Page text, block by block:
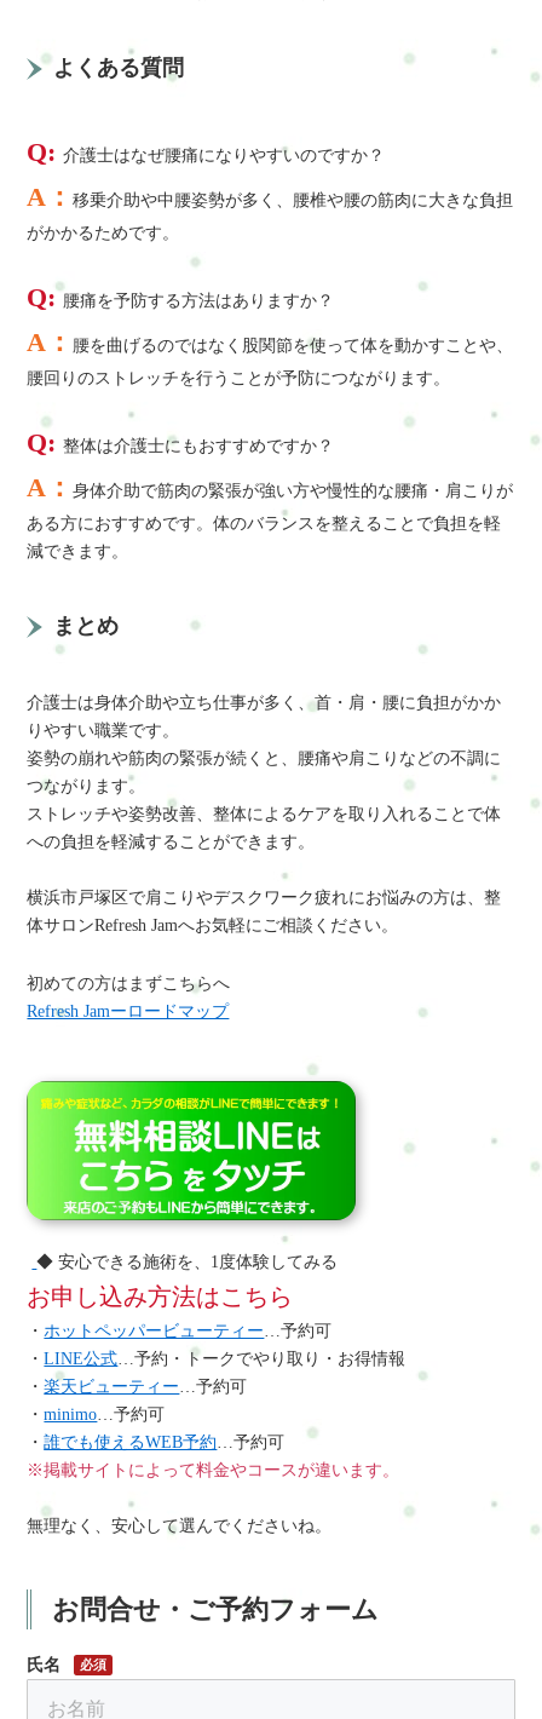
よくある質問
Q:介護士はなぜ腰痛になりやすいのですか？
A：移乗介助や中腰姿勢が多く、腰椎や腰の筋肉に大きな負担
がかかるためです。
Q:腰痛を予防する方法はありますか？
A： 腰を曲げるのではなく股関節を使って体を動かすことや、
腰回りのストレッチを行うことが予防につながります。
Q:整体は介護士にもおすすめですか？
A：身体介助で筋肉の緊張が強い方や慢性的な腰痛・肩こりが
ある方におすすめです。体のバランスを整えることで負担を軽
減できます。
まとめ
介護士は身体介助や立ち仕事が多く、首・肩・腰に負担がかか
りやすい職業です。
姿勢の崩れや筋肉の緊張が続くと、腰痛や肩こりなどの不調に
つながります。
ストレッチや姿勢改善、整体によるケアを取り入れることで体
への負担を軽減することができます。
横浜市戸塚区で肩こりやデスクワーク疲れにお悩みの方は、整
体サロンRefresh Jamへお気軽にご相談ください。
初めての方はまずこちらへ
Refresh Jamーロードマップ
◆ 安心できる施術を、1度体験してみる
お申し込み方法はこちら
・ホットペッパービューティー…予約可
・LINE公式…予約・トークでやり取り・お得情報
・楽天ビューティー…予約可
・minimo…予約可
・誰でも使えるWEB予約…予約可
※掲載サイトによって料金やコースが違います。
無理なく、安心して選んでくださいね。
お問合せ・ご予約フォーム
氏名 必須